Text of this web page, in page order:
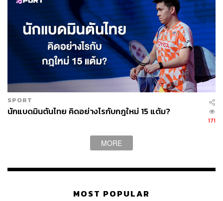
SPORT
นักแบดมินตันไทย คิดอย่างไรกับกฎใหม่ 15 แต้ม?
171
MORE
MOST POPULAR